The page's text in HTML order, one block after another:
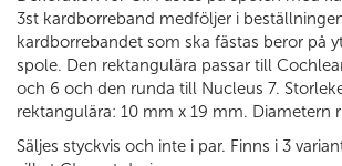
3st kardborreband medföljer i
kardborrebandet som ska fästas beror på
spole. Den rektangulära passar till
och 6 och den runda till Nucleus 7.
rektangulära: 10 mm x 19 mm. Diametern
Säljes styckvis och inte i par. Finns i 3